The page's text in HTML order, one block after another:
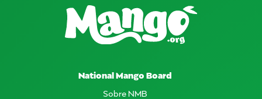
National Mango Board
Sobre NMB